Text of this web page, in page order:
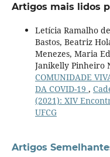
Artigos mais lidos
Letícia Ramalho
Bastos, Beatriz
Menezes, Maria
Janikelly Pinheiro
COMUNIDADE
DA COVID-19 ,
(2021): XIV
UFCG
Artigos